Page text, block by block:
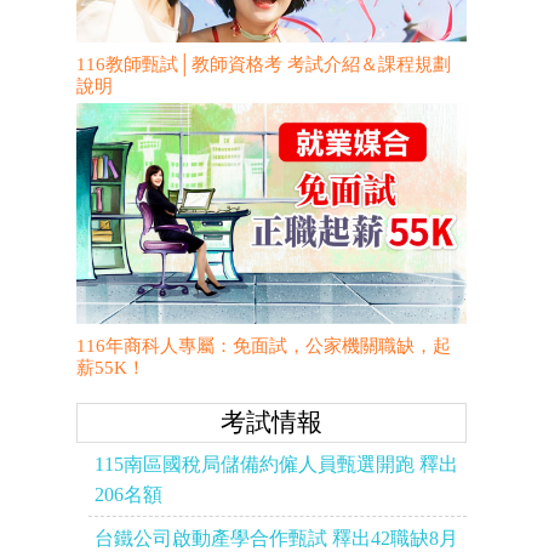
116教師甄試│教師資格考 考試介紹＆課程規劃
說明
116年商科人專屬：免面試，公家機關職缺，起
薪55K！
考試情報
115南區國稅局儲備約僱人員甄選開跑 釋出
206名額
台鐵公司啟動產學合作甄試 釋出42職缺8月